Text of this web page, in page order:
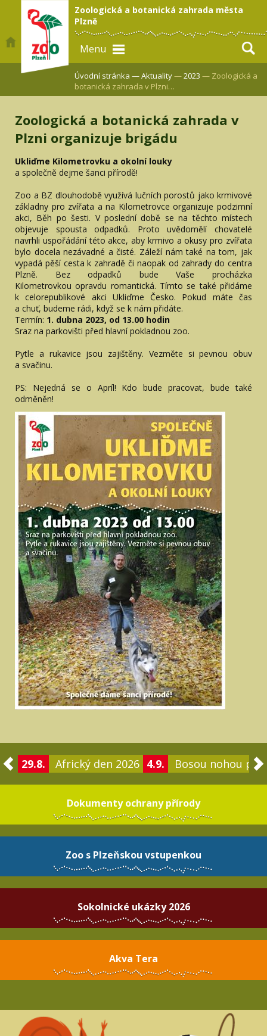
Zoologická a botanická zahrada města
Plzně
Menu
Úvodní stránka —Aktuality—2023 — Zoologická a
botanická zahrada v Plzni…
Zoologická a botanická zahrada v
Plzni organizuje brigádu
Ukliďme Kilometrovku a okolní louky
a společně dejme šanci přírodě!
Zoo a BZ dlouhodobě využívá lučních porostů jako krmivové
základny pro zvířata a na Kilometrovce organizuje podzimní
akci, Běh po šesti. V poslední době se na těchto místech
objevuje spousta odpadků. Proto uvědomělí chovatelé
navrhli uspořádání této akce, aby krmivo a okusy pro zvířata
bylo docela nezávadné a čisté. Záleží nám také na tom, jak
vypadá pěší cesta k zahradě či naopak od zahrady do centra
Plzně. Bez odpadků bude Vaše procházka
Kilometrovkou opravdu romantická. Tímto se také přidáme
k celorepublikové akci Ukliďme Česko. Pokud máte čas
a chuť, budeme rádi, když se k nám přidáte.
Termín: 1. dubna 2023, od 13.00 hodin
Sraz na parkovišti před hlavní pokladnou zoo.
Pytle a rukavice jsou zajištěny. Vezměte si pevnou obuv
a svačinu.
PS: Nejedná se o Apríl! Kdo bude pracovat, bude také
odměněn!
29.8. Africký den 2026 4.9. Bosou nohou po
Dokumenty ochrany přírody
Zoo s Plzeňskou vstupenkou
Sokolnické ukázky 2026
Akva Tera